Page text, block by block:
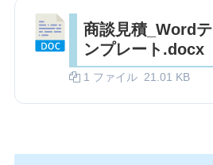
商談見積_Wordテ
ンプレート.docx
1 ファイル 21.01 KB